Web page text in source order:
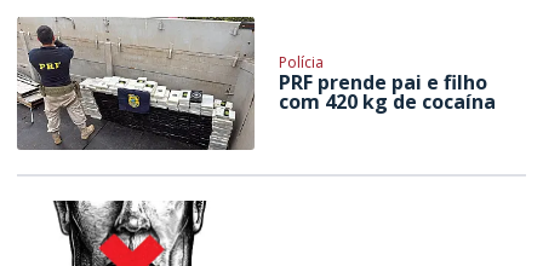
Polícia
PRF prende pai e filho
com 420 kg de cocaína